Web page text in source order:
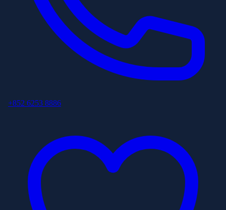
+852 6253 8886